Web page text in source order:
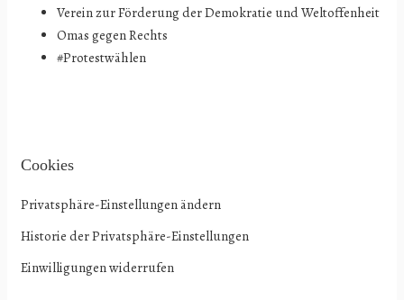
Verein zur Förderung der Demokratie und Weltoffenheit
Omas gegen Rechts
#Protestwählen
Cookies
Privatsphäre-Einstellungen ändern
Historie der Privatsphäre-Einstellungen
Einwilligungen widerrufen